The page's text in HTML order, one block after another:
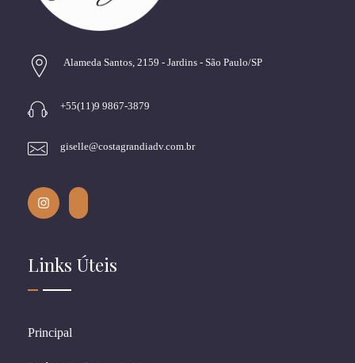
Alameda Santos, 2159 - Jardins - São Paulo/SP
+55(11)9 9867-3879
giselle@costagrandiadv.com.br
Links Úteis
Principal